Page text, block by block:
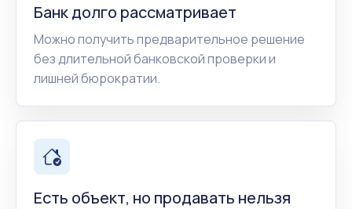
Банк долго рассматривает
Можно получить предварительное решение
без длительной банковской проверки и
лишней бюрократии.
Есть объект, но продавать нельзя